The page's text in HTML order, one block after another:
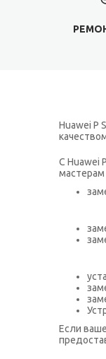
Huawei P
С Huawei
мастерам
Если